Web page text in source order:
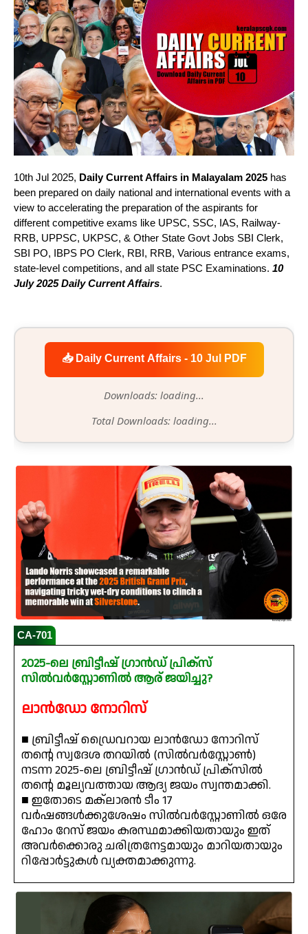
10th Jul 2025, Daily Current Affairs in Malayalam 2025 has
been prepared on daily national and international events with a
view to accelerating the preparation of the aspirants for
different competitive exams like UPSC, SSC, IAS, Railway-
RRB, UPPSC, UKPSC, & Other State Govt Jobs SBI Clerk,
SBI PO, IBPS PO Clerk, RBI, RRB, Various entrance exams,
state-level competitions, and all state PSC Examinations. 10
July 2025 Daily Current Affairs.
📥 Daily Current Affairs - 10 Jul PDF
Downloads: loading...
Total Downloads: loading...
CA-701
2025-ലെ ബ്രിട്ടീഷ് ഗ്രാൻഡ് പ്രിക്സ്
സിൽവർസ്റ്റോണിൽ ആര് ജയിച്ചു?
ലാൻഡോ നോറിസ്
■ ബ്രിട്ടീഷ് ഡ്രൈവറായ ലാൻഡോ നോറിസ്
തന്റെ സ്വദേശ തറയിൽ (സിൽവർസ്റ്റോൺ)
നടന്ന 2025-ലെ ബ്രിട്ടീഷ് ഗ്രാൻഡ് പ്രിക്സിൽ
തന്റെ മൂല്യവത്തായ ആദ്യ ജയം സ്വന്തമാക്കി.
■ ഇതോടെ മക്‌ലാരൻ ടീം 17
വർഷങ്ങൾക്കുശേഷം സിൽവർസ്റ്റോണിൽ ഒരേ
ഹോം റേസ് ജയം കരസ്ഥമാക്കിയതായും ഇത്
അവർക്കൊരു ചരിത്രനേട്ടമായും മാറിയതായും
റിപ്പോർട്ടുകൾ വ്യക്തമാക്കുന്നു.